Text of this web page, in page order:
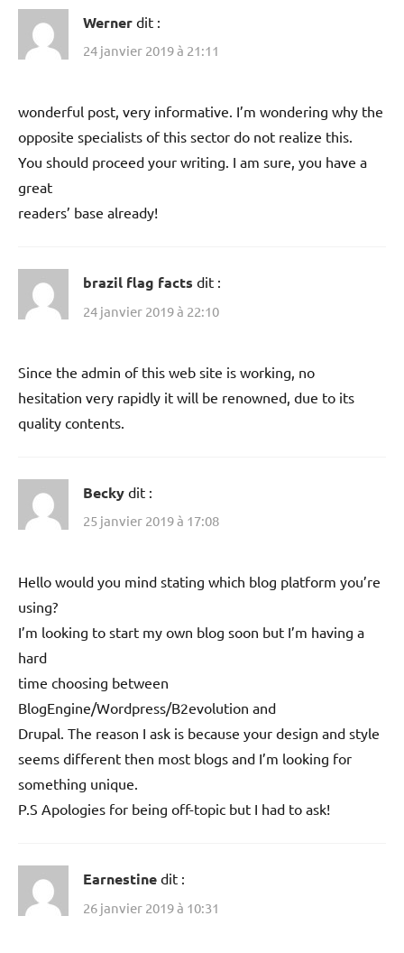
Werner dit :
24 janvier 2019 à 21:11
wonderful post, very informative. I’m wondering why the
opposite specialists of this sector do not realize this.
You should proceed your writing. I am sure, you have a
great
readers’ base already!
brazil flag facts dit :
24 janvier 2019 à 22:10
Since the admin of this web site is working, no
hesitation very rapidly it will be renowned, due to its
quality contents.
Becky dit :
25 janvier 2019 à 17:08
Hello would you mind stating which blog platform you’re
using?
I’m looking to start my own blog soon but I’m having a
hard
time choosing between
BlogEngine/Wordpress/B2evolution and
Drupal. The reason I ask is because your design and style
seems different then most blogs and I’m looking for
something unique.
P.S Apologies for being off-topic but I had to ask!
Earnestine dit :
26 janvier 2019 à 10:31